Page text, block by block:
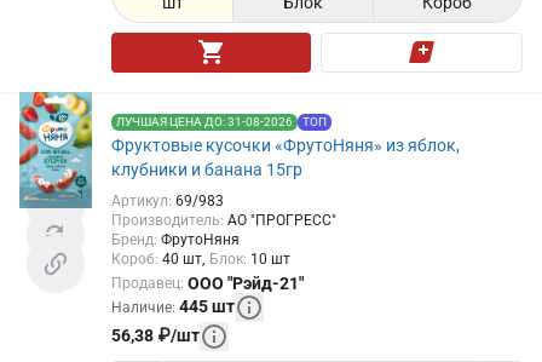
ЛУЧШАЯ ЦЕНА ДО: 31-08-2026 ТОП
Фруктовые кусочки «ФрутоНяня» из яблок,
клубники и банана 15гр
Артикул: 69/983
Производитель: АО "ПРОГРЕСС"
Бренд: ФрутоНяня
Короб: 40 шт Блок: 10 шт
Продавец: ООО "Рэйд-21"
Наличие: 445шт
56,38 ₽/шт